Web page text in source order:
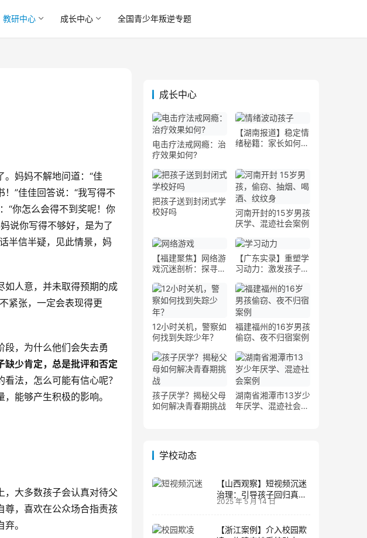
教研中心 成长中心 全国青少年叛逆专题
妈妈不解地问道：“佳
”佳佳回答说：“我写得不
“你怎么会得不到奖呢！你
说你写得不够好，是为了
半信半疑，见此情景，妈
如人意，并未取得预期的成
紧张，一定会表现得更
段，为什么他们会失去勇
缺少肯定，总是批评和否定
法，怎么可能有信心呢？
能够产生积极的影响。
，大多数孩子会认真对待父
尊，喜欢在公众场合指责孩
。
成长中心
电击疗法戒网瘾：治
疗效果如何?
【湖南报道】稳定情
绪秘籍：家长如何帮
把孩子送到封闭式学
校好吗
河南开封的15岁男孩
厌学、混迹社会案例
【福建聚焦】网络游
戏沉迷剖析：探寻根
【广东实录】重塑学
习动力：激发孩子告
12小时关机，警察如
何找到失踪少年？
福建福州的16岁男孩
偷窃、夜不归宿案例
孩子厌学？揭秘父母
如何解决青春期挑战
湖南省湘潭市13岁少
年厌学、混迹社会案
学校动态
【山西观察】短视频沉迷
治理：引导孩子回归真实
生活
2025 年 5 月 14 日
【浙江案例】介入校园欺